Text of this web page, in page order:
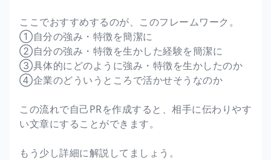
ここでおすすめするのが、このフレームワーク。
①自分の強み・特徴を簡潔に
②自分の強み・特徴を生かした経験を簡潔に
③具体的にどのように強み・特徴を生かしたのか
④企業のどういうところで活かせそうなのか
この流れで自己PRを作成すると、相手に伝わりやす
い文章にすることができます。
もう少し詳細に解説してましょう。